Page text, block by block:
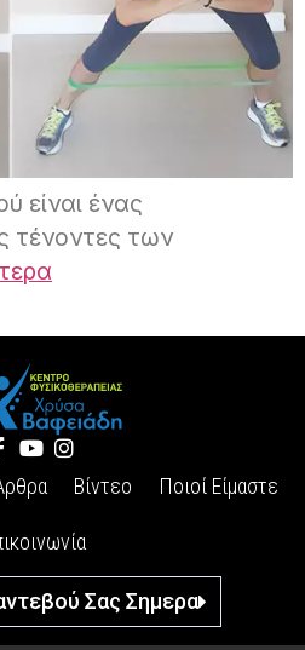
είναι ένας
τένοντες των
Βίντεο Ποιοί Είμαστε
Σας Σημερα